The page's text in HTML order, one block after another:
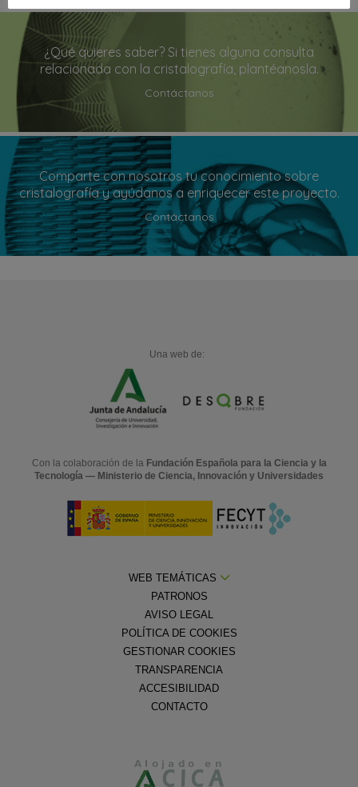
¿Qué quieres saber? Si tienes alguna consulta
relacionada con la cristalografía, plantéanosla.
Contáctanos
Comparte con nosotros tu conocimiento sobre
cristalografía y ayúdanos a enriquecer este proyecto.
Contáctanos
Una web de:
Con la colaboración de la Fundación Española para la Ciencia y la
Tecnología — Ministerio de Ciencia, Innovación y Universidades
WEB TEMÁTICAS
PATRONOS
AVISO LEGAL
POLÍTICA DE COOKIES
GESTIONAR COOKIES
TRANSPARENCIA
ACCESIBILIDAD
CONTACTO